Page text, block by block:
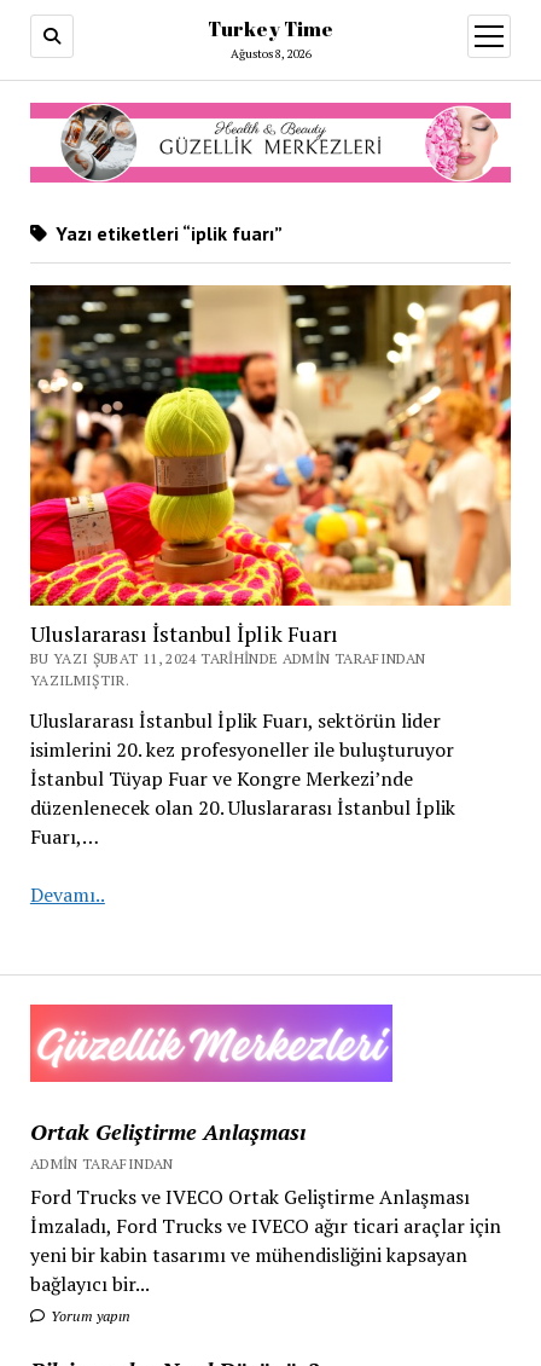
Turkey Time
Ağustos 8, 2026
aç
Ortak Geliştirme Anlaşması
ADMIN TARAFINDAN
Ford Trucks ve IVECO Ortak Geliştirme Anlaşması
İmzaladı, Ford Trucks ve IVECO ağır ticari araçlar için
yeni bir kabin tasarımı ve mühendisliğini kapsayan
bağlayıcı bir...
Yorum yapın
Yazı etiketleri “iplik fuarı”
Uluslararası İstanbul İplik Fuarı
BU YAZI ŞUBAT 11, 2024 TARIHINDE ADMIN TARAFINDAN
YAZILMIŞTIR.
Uluslararası İstanbul İplik Fuarı, sektörün lider
isimlerini 20. kez profesyoneller ile buluşturuyor
İstanbul Tüyap Fuar ve Kongre Merkezi’nde
düzenlenecek olan 20. Uluslararası İstanbul İplik
Fuarı,…
Devamı..Uluslararası
Fuarı